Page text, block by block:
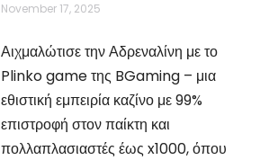
November 17, 2025
Αιχμαλώτισε την Αδρεναλίνη με το
Plinko game της BGaming – μια
εθιστική εμπειρία καζίνο με 99%
επιστροφή στον παίκτη και
πολλαπλασιαστές έως x1000, όπου